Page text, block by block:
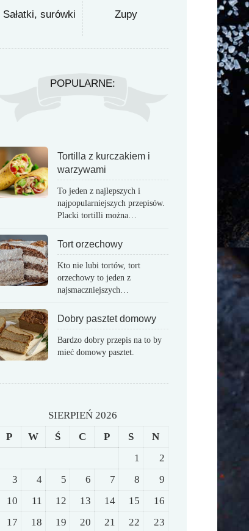
Sałatki, surówki Zupy
POPULARNE:
Tortilla z kurczakiem i
warzywami
To jeden z najlepszych i
najpopularniejszych przepisów.
Placki tortilli można…
Tort orzechowy
Kto nie lubi tortów, tort
orzechowy to jeden z
najsmaczniejszych…
Dobry pasztet domowy
Bardzo dobry przepis na to by
mieć domowy pasztet.
SIERPIEŃ 2026
P
W Ś C P S
N
1
2
3
4 5 6 7 8
9
10
11 12 13 14 15
16
17
18 19 20 21 22
23